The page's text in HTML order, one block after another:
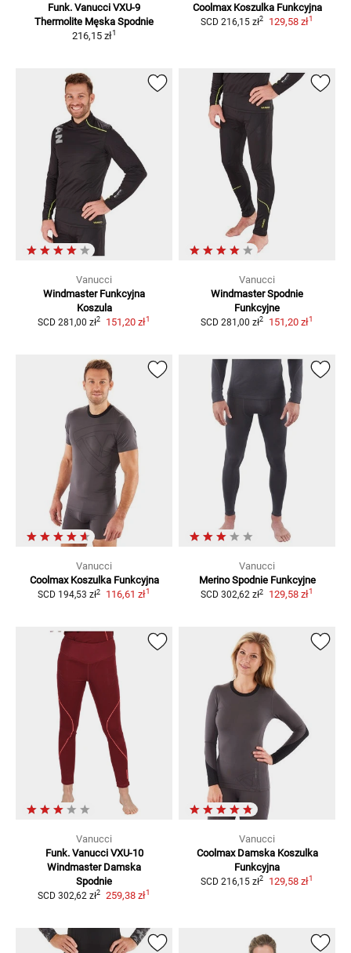
Funk. Vanucci VXU-9
Thermolite Męska Spodnie
216,15 zł1
Coolmax Koszulka Funkcyjna
SCD 216,15 zł2 129,58 zł1
Vanucci
Windmaster Funkcyjna
Koszula
SCD 281,00 zł2 151,20 zł1
Vanucci
Windmaster Spodnie
Funkcyjne
SCD 281,00 zł2 151,20 zł1
Vanucci
Coolmax Koszulka Funkcyjna
SCD 194,53 zł2 116,61 zł1
Vanucci
Merino Spodnie Funkcyjne
SCD 302,62 zł2 129,58 zł1
Vanucci
Funk. Vanucci VXU-10
Windmaster Damska
Spodnie
SCD 302,62 zł2 259,38 zł1
Vanucci
Coolmax Damska Koszulka
Funkcyjna
SCD 216,15 zł2 129,58 zł1